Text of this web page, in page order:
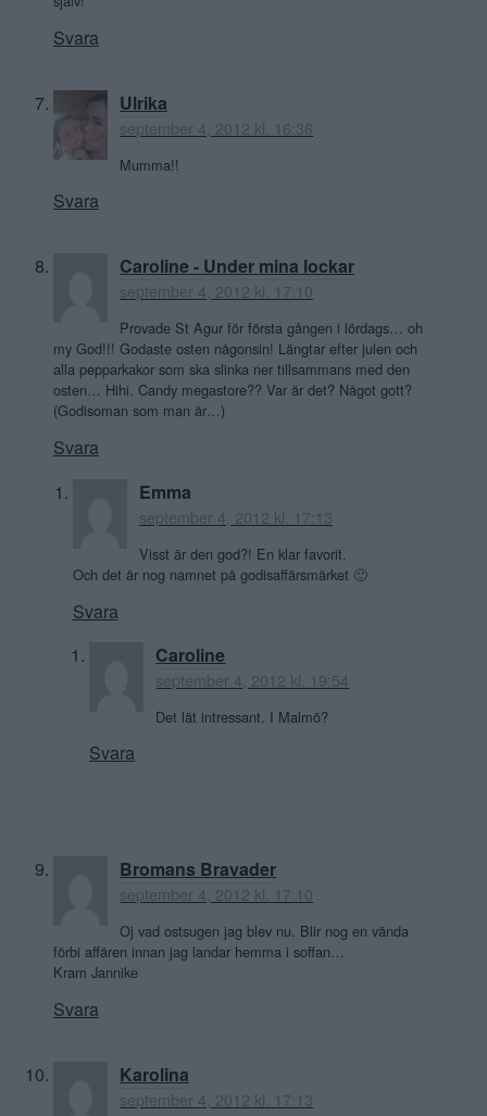
Svara
Ulrika
september 4, 2012 kl. 16:36
Mumma!!
Svara
Caroline - Under mina lockar
september 4, 2012 kl. 17:10
Provade St Agur för första gången i lördags… oh
my God!!! Godaste osten någonsin! Längtar efter julen och
alla pepparkakor som ska slinka ner tillsammans med den
osten… Hihi. Candy megastore?? Var är det? Något gott?
(Godisoman som man är…)
Svara
Emma
september 4, 2012 kl. 17:13
Visst är den god?! En klar favorit.
Och det är nog namnet på godisaffärsmärket 🙂
Svara
Caroline
september 4, 2012 kl. 19:54
Det lät intressant. I Malmö?
Svara
Bromans Bravader
september 4, 2012 kl. 17:10
Oj vad ostsugen jag blev nu. Blir nog en vända
förbi affären innan jag landar hemma i soffan…
Kram Jannike
Svara
Karolina
september 4, 2012 kl. 17:13